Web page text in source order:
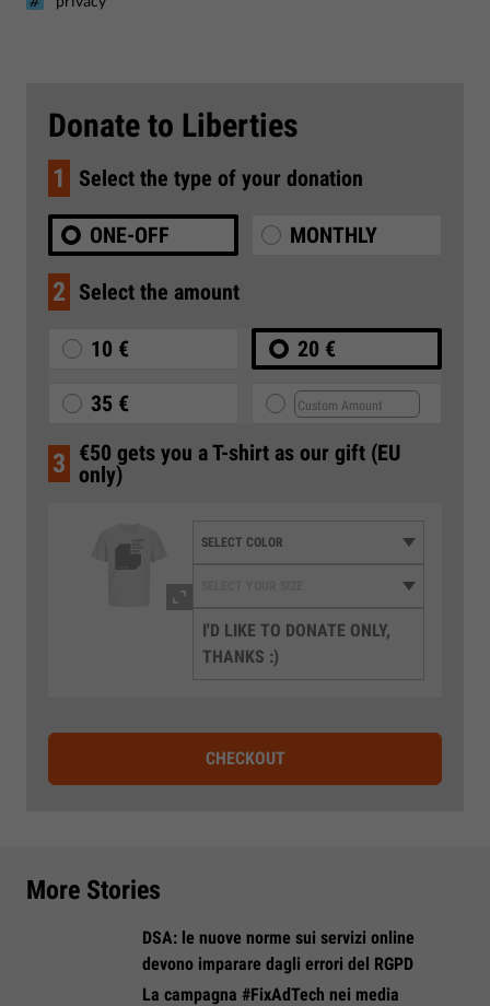
Donate to Liberties
1 Select the type of your donation
ONE-OFF MONTHLY
2 Select the amount
10 € 20 €
35 €
3 €50 gets you a T-shirt as our gift (EU
only)
I'D LIKE TO DONATE ONLY,
THANKS :)
CHECKOUT
More Stories
DSA: le nuove norme sui servizi online
devono imparare dagli errori del RGPD
La campagna #FixAdTech nei media